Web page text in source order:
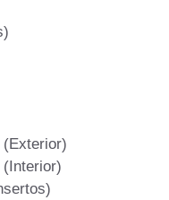
(Exterior)
(Interior)